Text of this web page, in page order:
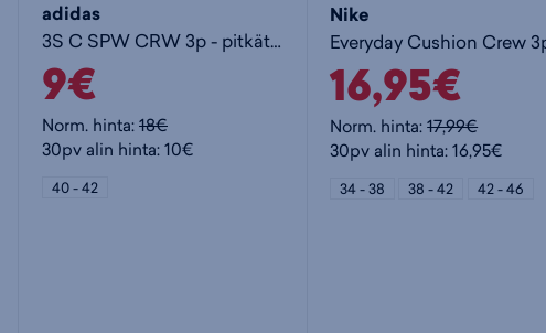
adidas
3S C SPW CRW 3p - pitkät sukat
9€
Norm. hinta:18€
30pv alin hinta: 10€
40 - 42
Nike
16,95€
Norm. hinta:17,99€
30pv alin hinta: 16,95€
34 - 38 38 - 42 42 - 46